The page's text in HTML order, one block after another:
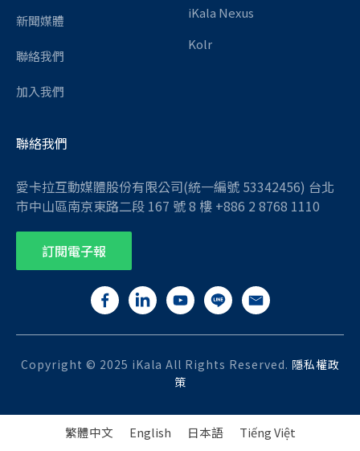
新聞媒體
聯絡我們
加入我們
iKala Nexus
Kolr
聯絡我們
愛卡拉互動媒體股份有限公司(統一編號 53342456) 台北
市中山區南京東路二段 167 號 8 樓 +886 2 8768 1110
訂閱電子報
Copyright © 2025 iKala All Rights Reserved. 隱私權政
策
繁體中文 English 日本語 Tiếng Việt